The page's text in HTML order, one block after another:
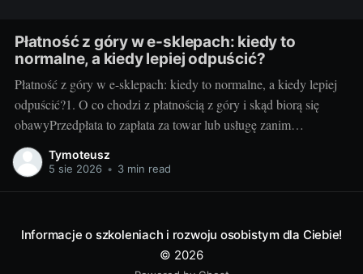
Płatność z góry w e-sklepach: kiedy to
normalne, a kiedy lepiej odpuścić?
Płatność z góry w e-sklepach: kiedy to normalne, a kiedy lepiej
odpuścić?1. O co chodzi z płatnością z góry i skąd biorą się
obawyPrzedpłata to zapłata za towar lub usługę zanim
sprzedawca je wyśle albo wykona. Sklepy proszą o nią z kilku
powodów: poprawia to płynność finansową, pozwala
Tymoteusz
5 sie 2026 • 3 min read
Informacje o szkoleniach i rozwoju osobistym dla Ciebie!
© 2026